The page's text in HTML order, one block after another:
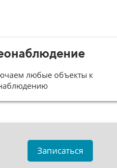
любые объекты к
Записаться